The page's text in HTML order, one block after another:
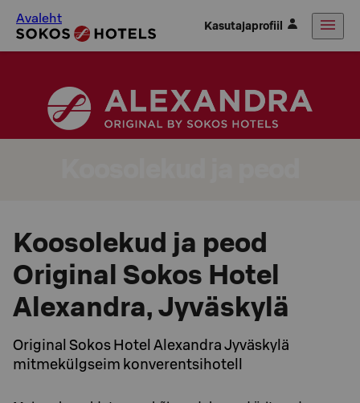
Avaleht Kasutajaprofiil
Koosolekud ja peod
Original Sokos Hotel
Alexandra, Jyväskylä
Original Sokos Hotel Alexandra Jyväskylä
mitmekülgseim konverentsihotell